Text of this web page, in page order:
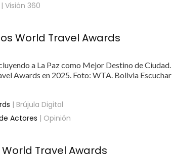
| Visión 360
World Travel Awards
a La Paz como Mejor Destino de Ciudad.
Awards en 2025. Foto: WTA. Bolivia Escuchar
| Brújula Digital
Actores | Opinión
Travel Awards